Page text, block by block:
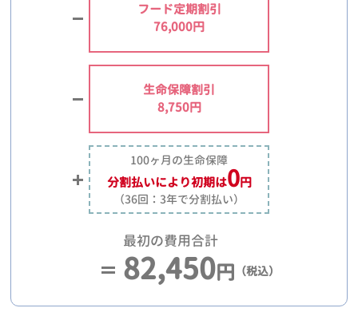
フード定期割引
76,000円
生命保障割引
8,750円
100ヶ月の生命保障
分割払いにより初期は0円
（36回：3年で分割払い）
最初の費用合計
82,450円 （税込）